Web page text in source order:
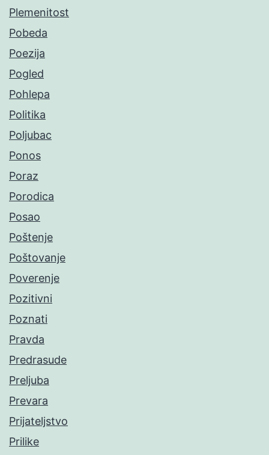
Plemenitost
Pobeda
Poezija
Pogled
Pohlepa
Politika
Poljubac
Ponos
Poraz
Porodica
Posao
Poštenje
Poštovanje
Poverenje
Pozitivni
Poznati
Pravda
Predrasude
Preljuba
Prevara
Prijateljstvo
Prilike